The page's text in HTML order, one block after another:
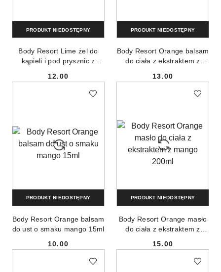
Body Resort Lime żel do
kąpieli i pod prysznic z
Cena:
12.00
PRODUKT NIEDOSTĘPNY
Body Resort Orange balsam
do ciała z ekstraktem z
Cena:
13.00
PRODUKT NIEDOSTĘPNY
Body Resort Orange balsam
do ust o smaku mango 15ml
Cena:
10.00
PRODUKT NIEDOSTĘPNY
Body Resort Orange masło
do ciała z ekstraktem z
Cena:
15.00
PRODUKT NIEDOSTĘPNY